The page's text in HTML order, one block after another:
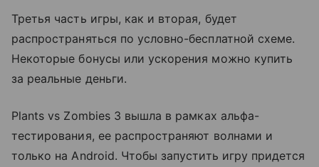
Третья часть игры, как и вторая, будет
распространяться по условно-бесплатной схеме.
Некоторые бонусы или ускорения можно купить
за реальные деньги.
Plants vs Zombies 3 вышла в рамках альфа-
тестирования, ее распространяют волнами и
только на Android. Чтобы запустить игру придется